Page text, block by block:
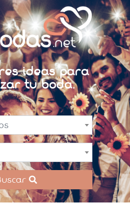
ideas para
tu boda.